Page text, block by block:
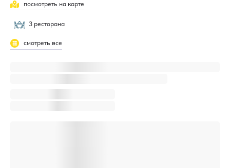
посмотреть на карте
3 ресторана
смотреть все